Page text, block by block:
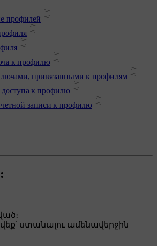
профилей
к профилю
привязанными к профилям
к профилю
записи к профилю